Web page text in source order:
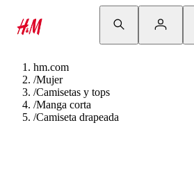
hm.com
/Mujer
/Camisetas y tops
/Manga corta
/Camiseta drapeada